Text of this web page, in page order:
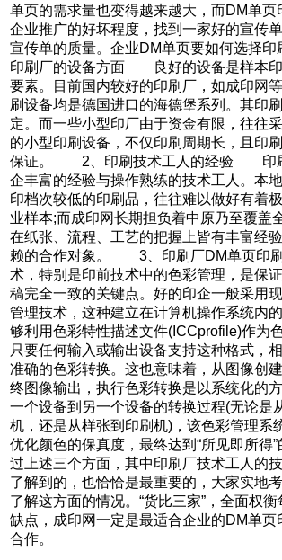
单页的需求量也变得越来越大，而DM单
企业推广的好坏程度，找到一家好的宣传单
宣传单的质量。企业DM单页要如何选择印
印刷厂的设备方面 良好的设备是样本印
要素。目前国内较好的印刷厂，如成印网
刷设备均是德国进口的海德堡系列。其印刷
定。而一些小型印厂由于资金有限，往
的小型印刷设备，不仅印刷周期长，且
保证。 2、印刷技术工人的经验
企丰富的经验与操作熟练的技术工人。本
印档次较低的印刷品，往往难以做好有着
业样本;而成印网长期担负着中原乃至覆盖全省
在纸张、流程、工艺的把握上皆有丰富经
赖的合作对象。 3、印刷厂DM单
术，特别是印前技术中的色彩管理，是
稿完全一致的关键点。好的印企一般采
管理技术，这种建立在计算机操作系统
够利用色彩特性描述文件(ICCprofile)作为色彩
只要任何输入或输出设备支持这种格式，
准确的色彩转换。这也意味着，从图像
终图像输出，执行色彩转换是以系统化的方
一个设备到另一个设备的转换过程(无论是
机，还是从样张到印刷机)，该色彩管理
优化颜色的保真度，最终达到“所见即所
过上述三个方面，其中印刷厂技术工人
了解到的，也恰恰是最重要的，大家实地
了解这方面的情况。“货比三家”，全面
缺点，成印网一定是最适合企业的DM单页
合作。